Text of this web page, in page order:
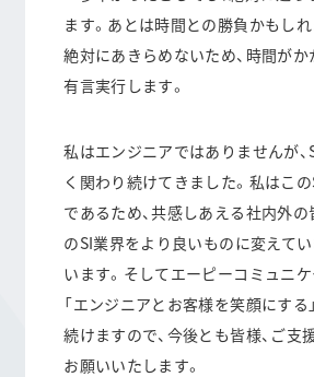
ます。あとは時間との勝負かもしれ
絶対にあきらめないため、時間がか
有言実行します。
私はエンジニアではありませんが
く関わり続けてきました。私はこ
であるため、共感しあえる社内外の
のSI業界をより良いものに変えて
います。そしてエーピーコミュニケ
「エンジニアとお客様を笑顔にする
続けますので、今後とも皆様、ご支
お願いいたします。